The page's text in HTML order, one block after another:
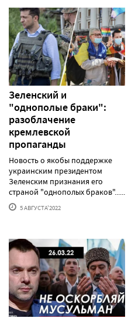
Зеленский и
"однополые браки":
разоблачение
кремлевской
пропаганды
Новость о якобы поддержке
украинским президентом
Зеленским признания его
страной "однополых браков"......
5 АВГУСТА'2022